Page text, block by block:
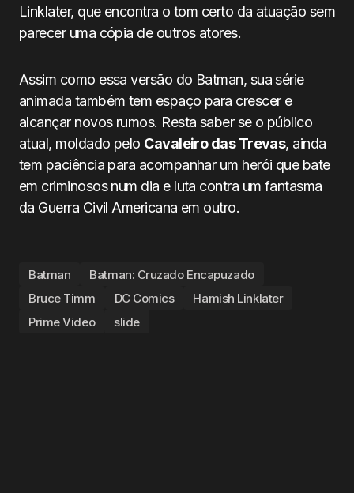
Linklater, que encontra o tom certo da atuação sem
parecer uma cópia de outros atores.
Assim como essa versão do Batman, sua série
animada também tem espaço para crescer e
alcançar novos rumos. Resta saber se o público
atual, moldado pelo Cavaleiro das Trevas, ainda
tem paciência para acompanhar um herói que bate
em criminosos num dia e luta contra um fantasma
da Guerra Civil Americana em outro.
Batman
Batman: Cruzado Encapuzado
Bruce Timm
DC Comics
Hamish Linklater
Prime Video
slide